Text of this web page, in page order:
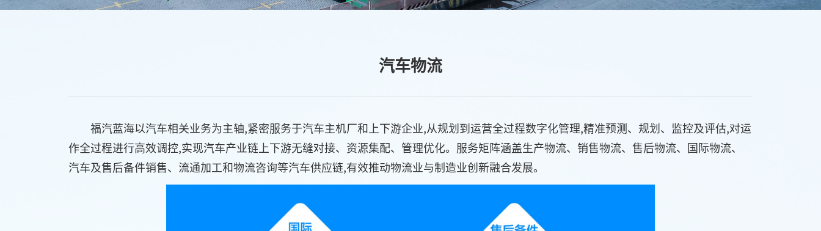
汽车物流
福汽蓝海以汽车相关业务为主轴,紧密服务于汽车主机厂和上下游企业,从规划到运营全过程数字化管理,精准预测、规划、监控及评估,对运
作全过程进行高效调控,实现汽车产业链上下游无缝对接、资源集配、管理优化。服务矩阵涵盖生产物流、销售物流、售后物流、国际物流、
汽车及售后备件销售、流通加工和物流咨询等汽车供应链,有效推动物流业与制造业创新融合发展。